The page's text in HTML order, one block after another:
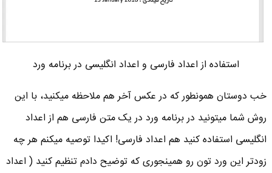
استفاده از اعداد فارسی و اعداد انگلیسی در برنامه ورد
خب دوستان همونطور که در عکس آخر هم ملاحظه میکنید، با این
روش شما میتونید در برنامه ورد در یک متن فارسی هم از اعداد
انگلیسی استفاده کنید هم اعداد فارسی! اکیدا توصیه میکنم هر چه
زودتر این ورد تون رو همینجوری که توضیح دادم تنظیم کنید ( اعداد